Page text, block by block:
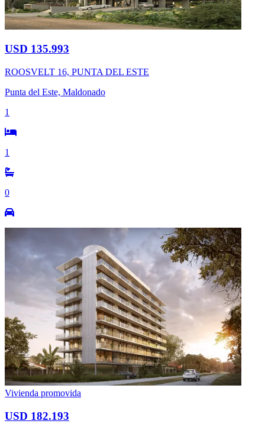
USD 135.993
ROOSVELT 16, PUNTA DEL ESTE
Punta del Este, Maldonado
1
1
0
Vivienda promovida
USD 182.193